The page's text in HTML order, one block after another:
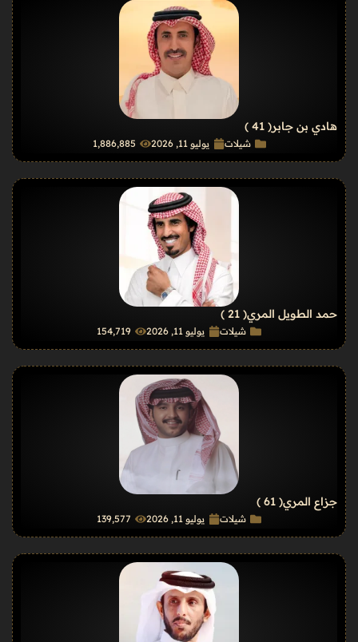
هادي بن جابر( 41 )
شيلات يوليو 11, 2026 1٬886٬885
حمد الطويل المري( 21 )
شيلات يوليو 11, 2026 154٬719
جزاع المري( 61 )
شيلات يوليو 11, 2026 139٬577